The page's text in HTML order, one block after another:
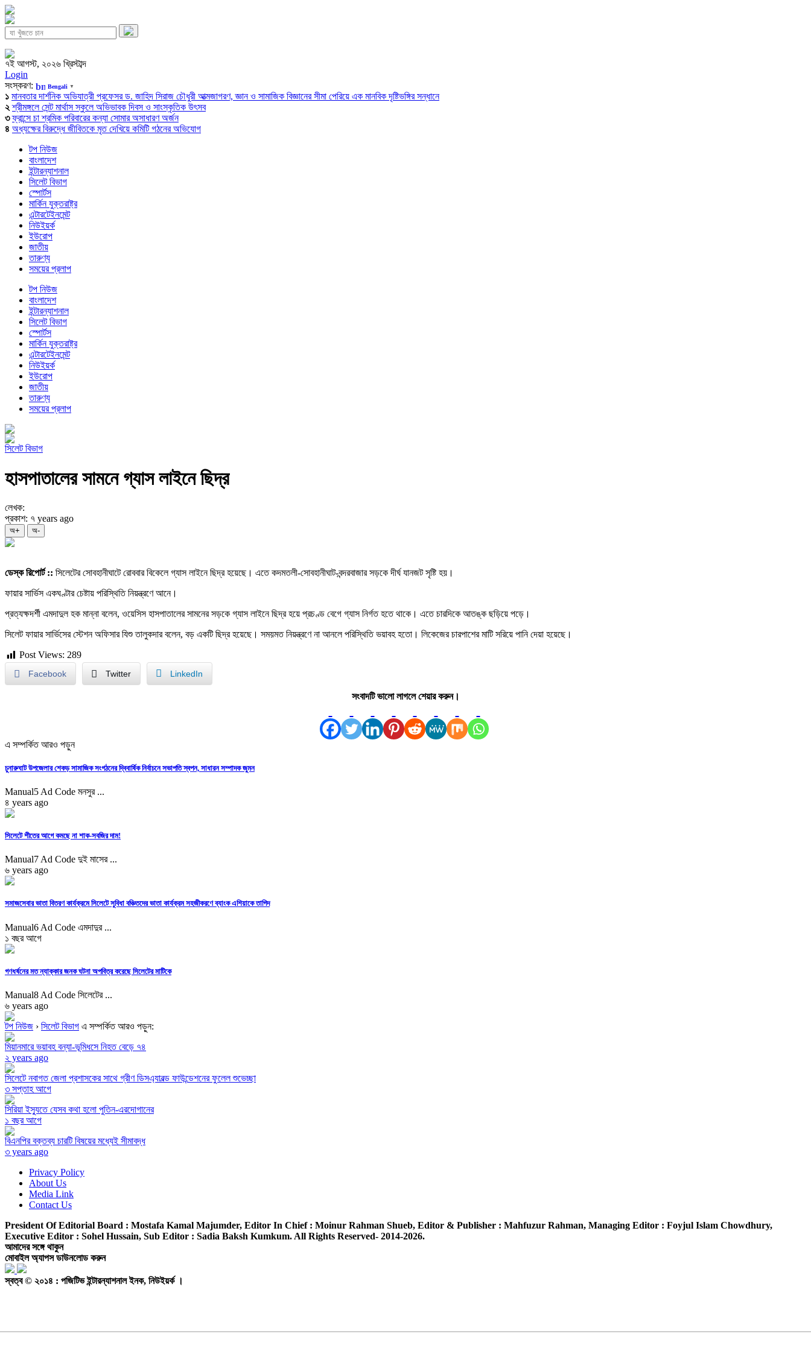
৭ই আগস্ট, ২০২৬ খ্রিস্টাব্দ
Login
সংস্করণ:
Bengali ▼
১ মানবতার দার্শনিক অভিযাত্রী প্রফেসর ড. জাহিদ সিরাজ চৌধুরী আত্মজাগরণ, জ্ঞান ও সামাজিক বিজ্ঞানের সীমা পেরিয়ে এক মানবিক দৃষ্টিভঙ্গির সন্ধানে
২ শ্রীমঙ্গলে সেন্ট মার্থাস স্কুলে অভিভাবক দিবস ও সাংস্কৃতিক উৎসব
৩ ফ্রান্সে চা শ্রমিক পরিবারের কন্যা সোমার অসাধারণ অর্জন
৪ অধ্যক্ষের বিরুদ্ধে জীবিতকে মৃত দেখিয়ে কমিটি গঠনের অভিযোগ
টপ নিউজ
বাংলাদেশ
ইন্টারন্যাশনাল
সিলেট বিভাগ
স্পোর্টস
মার্কিন যুক্তরাষ্ট্র
এন্টারটেইনমেন্ট
নিউইয়র্ক
ইউরোপ
জাতীয়
তারুণ্য
সময়ের প্রলাপ
টপ নিউজ
বাংলাদেশ
ইন্টারন্যাশনাল
সিলেট বিভাগ
স্পোর্টস
মার্কিন যুক্তরাষ্ট্র
এন্টারটেইনমেন্ট
নিউইয়র্ক
ইউরোপ
জাতীয়
তারুণ্য
সময়ের প্রলাপ
সিলেট বিভাগ
হাসপাতালের সামনে গ্যাস লাইনে ছিদ্র
লেখক:
প্রকাশ: ৭ years ago
অ+ অ-
ডেস্ক রিপোর্ট :: সিলেটের সোবহানীঘাটে রোববার বিকেলে গ্যাস লাইনে ছিদ্র হয়েছে। এতে কদমতলী-সোবহানীঘাট-বন্দরবাজার সড়কে দীর্ঘ যানজট সৃষ্টি হয়।
ফায়ার সার্ভিস একঘণ্টার চেষ্টায় পরিস্থিতি নিয়ন্ত্রণে আনে।
প্রত্যক্ষদর্শী এমদাদুল হক মান্না বলেন, ওয়েসিস হাসপাতালের সামনের সড়কে গ্যাস লাইনে ছিদ্র হয়ে প্রচণ্ড বেগে গ্যাস নির্গত হতে থাকে। এতে চারদিকে আতঙ্ক ছড়িয়ে পড়ে।
সিলেট ফায়ার সার্ভিসের স্টেশন অফিসার যিশু তালুকদার বলেন, বড় একটি ছিদ্র হয়েছে। সময়মত নিয়ন্ত্রণে না আনলে পরিস্থিতি ভয়াবহ হতো। লিকেজের চারপাশের মাটি সরিয়ে পানি দেয়া হয়েছে।
Post Views: 289
Facebook Twitter LinkedIn
সংবাদটি ভালো লাগলে শেয়ার করুন।
এ সম্পর্কিত আরও পড়ুন
চুনারুঘাট উপজেলার শেকড় সামাজিক সংগঠনের দ্বিবার্ষিক নির্বাচনে সভাপতি স্বপন, সাধারন সম্পাদক জুমন
Manual5 Ad Code মনসুর ...
৪ years ago
সিলেটে শীতের আগে কমছে না শাক-সবজির দাম!
Manual7 Ad Code দুই মাসের ...
৬ years ago
সমাজসেবার ভাতা বিতরণ কার্যক্রমে সিলেটে সুবিধা বঞ্চিতদের ভাতা কার্যক্রম সহজীকরণে ব্যাংক এশিয়াকে তাগিদ
Manual6 Ad Code এমদাদুর ...
১ বছর আগে
গণধর্ষনের মত ন্যাক্কার জনক ঘটনা অপবিত্র করেছে সিলেটের মাটিকে
Manual8 Ad Code সিলেটের ...
৬ years ago
টপ নিউজ › সিলেট বিভাগ এ সম্পর্কিত আরও পড়ুন:
মিয়ানমারে ভয়াবহ বন্যা-ভূমিধসে নিহত বেড়ে ৭৪
২ years ago
সিলেটে নবাগত জেলা প্রশাসকের সাথে গ্রীণ ডিসএ্যাবল্ড ফাউন্ডেশনের ফুলেল শুভেচ্ছা
৩ সপ্তাহ আগে
সিরিয়া ইস্যুতে যেসব কথা হলো পুতিন-এরদোগানের
১ বছর আগে
বিএনপির বক্তব্য চারটি বিষয়ের মধ্যেই সীমাবদ্ধ
৩ years ago
Privacy Policy
About Us
Media Link
Contact Us
President Of Editorial Board : Mostafa Kamal Majumder, Editor In Chief : Moinur Rahman Shueb, Editor & Publisher : Mahfuzur Rahman, Managing Editor : Foyjul Islam Chowdhury,
Executive Editor : Sohel Hussain, Sub Editor : Sadia Baksh Kumkum. All Rights Reserved- 2014-2026.
আমাদের সঙ্গে থাকুন
মোবাইল অ্যাপস ডাউনলোড করুন
স্বত্ব © ২০১৪ : পজিটিভ ইন্টারন্যাশনাল ইনক, নিউইয়র্ক ।